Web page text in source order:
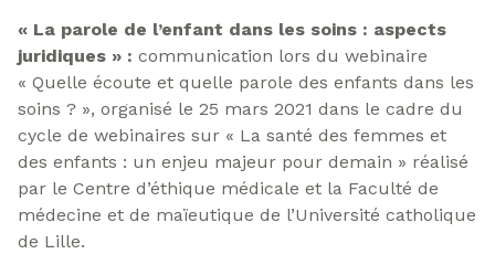
« La parole de l’enfant dans les soins : aspects
juridiques » : communication lors du webinaire
« Quelle écoute et quelle parole des enfants dans les
soins ? », organisé le 25 mars 2021 dans le cadre du
cycle de webinaires sur « La santé des femmes et
des enfants : un enjeu majeur pour demain » réalisé
par le Centre d’éthique médicale et la Faculté de
médecine et de maïeutique de l’Université catholique
de Lille.